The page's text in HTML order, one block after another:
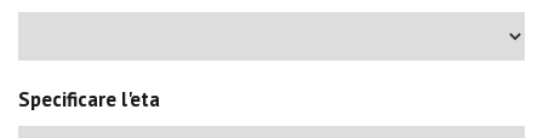
Specificare l'eta